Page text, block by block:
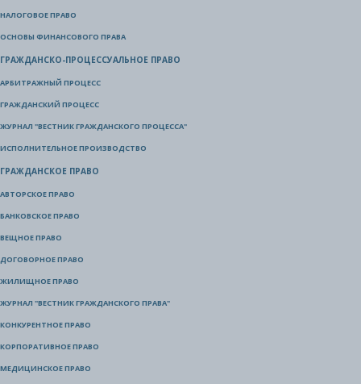
НАЛОГОВОЕ ПРАВО
ОСНОВЫ ФИНАНСОВОГО ПРАВА
ГРАЖДАНСКО-ПРОЦЕССУАЛЬНОЕ ПРАВО
АРБИТРАЖНЫЙ ПРОЦЕСС
ГРАЖДАНСКИЙ ПРОЦЕСС
ЖУРНАЛ "ВЕСТНИК ГРАЖДАНСКОГО ПРОЦЕССА"
ИСПОЛНИТЕЛЬНОЕ ПРОИЗВОДСТВО
ГРАЖДАНСКОЕ ПРАВО
АВТОРСКОЕ ПРАВО
БАНКОВСКОЕ ПРАВО
ВЕЩНОЕ ПРАВО
ДОГОВОРНОЕ ПРАВО
ЖИЛИЩНОЕ ПРАВО
ЖУРНАЛ "ВЕСТНИК ГРАЖДАНСКОГО ПРАВА"
КОНКУРЕНТНОЕ ПРАВО
КОРПОРАТИВНОЕ ПРАВО
МЕДИЦИНСКОЕ ПРАВО